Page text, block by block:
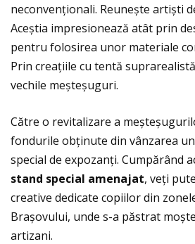
neconvenţionali. Reunește artiști
Aceștia impresionează atât prin
pentru folosirea unor materiale
Prin creaţiile cu tentă
vechile meșteșuguri.
Către o revitalizare a
fondurile obţinute din vânzarea
special de expozanţi. Cumpărând
stand special amenajat, veţi
creative dedicate copiilor din
Brașovului, unde s-a păstrat
artizani.